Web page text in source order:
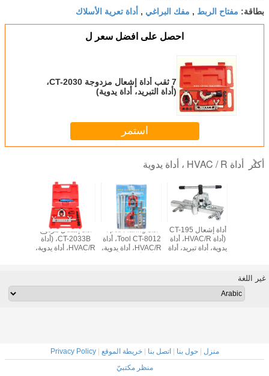
بطاقة: مفتاح الربط , مفك البراغي , أداة تعرية الأسلاك
احصل على افضل سعر ل
7 ثقب أداة إشعال مزدوجة CT-2030،
(أداة التبريد، أداة يدوية)
استمر
أكثر أداة HVAC / R ، أداة يدوية
أداة إشعال مزدوج
CT-2033B، (أداة
HVAC/R، أداة يدوية،
أداة 7pcs Flaring
Tool CT-8012، أداة
HVAC/R، أداة يدوية،
أداة إشعال CT-195
(أداة HVAC/R، أداة
يدوية، أداة تبريد، أداة
غير اللغة
منزل |حول بنا |اتصل بنا |خريطة الموقع |
Privacy Policy
منظر مكتبيّ